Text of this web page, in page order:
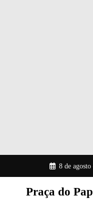
o
8 de agosto
Praça do